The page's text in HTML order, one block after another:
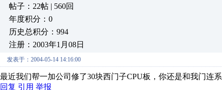
帖子：22帖 | 560回
年度积分：0
历史总积分：994
注册：2003年1月08日
发表于：2004-05-14 14:16:00
最近我们帮一加公司修了30块西门子CPU板，你还是和我门连
回复 引用 举报